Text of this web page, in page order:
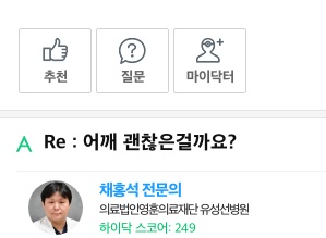
추천 질문 마이닥터
Re : 어깨 괜찮은걸까요?
채홍석 전문의
의료법인영훈의료재단 유성선병원
하이닥 스코어: 249